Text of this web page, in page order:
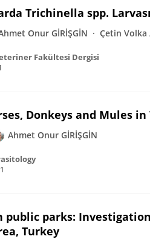
Trichinella spp.
Onur GİRİŞGİN Çetin Volka
Fakültesi Dergisi
Donkeys and Mules in
Ahmet Onur GİRİŞGİN
parks:
Turkey